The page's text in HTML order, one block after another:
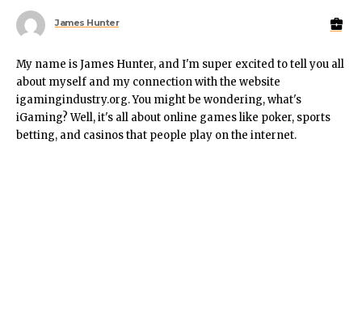
James Hunter
My name is James Hunter, and I'm super excited to tell you all
about myself and my connection with the website
igamingindustry.org. You might be wondering, what's
iGaming? Well, it's all about online games like poker, sports
betting, and casinos that people play on the internet.